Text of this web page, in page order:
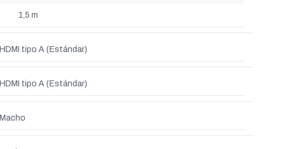
1,5 m
HDMI tipo A (Estándar)
HDMI tipo A (Estándar)
Macho